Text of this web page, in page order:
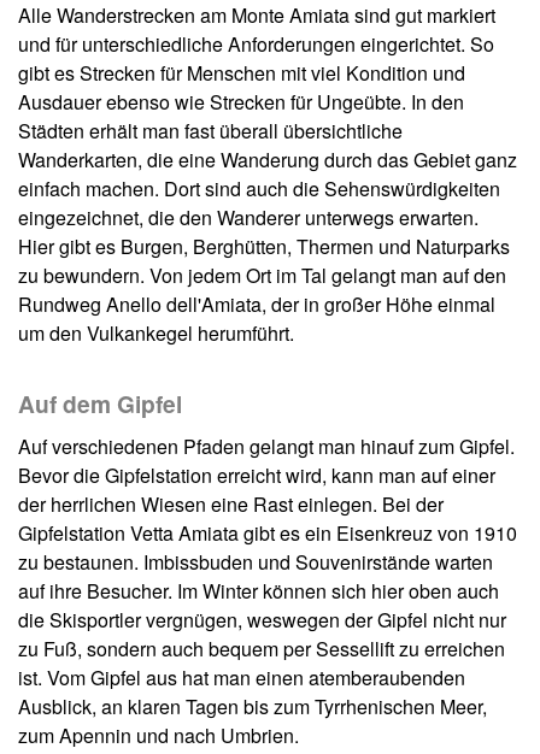
Alle Wanderstrecken am Monte Amiata sind gut markiert
und für unterschiedliche Anforderungen eingerichtet. So
gibt es Strecken für Menschen mit viel Kondition und
Ausdauer ebenso wie Strecken für Ungeübte. In den
Städten erhält man fast überall übersichtliche
Wanderkarten, die eine Wanderung durch das Gebiet ganz
einfach machen. Dort sind auch die Sehenswürdigkeiten
eingezeichnet, die den Wanderer unterwegs erwarten.
Hier gibt es Burgen, Berghütten, Thermen und Naturparks
zu bewundern. Von jedem Ort im Tal gelangt man auf den
Rundweg Anello dell'Amiata, der in großer Höhe einmal
um den Vulkankegel herumführt.
Auf dem Gipfel
Auf verschiedenen Pfaden gelangt man hinauf zum Gipfel.
Bevor die Gipfelstation erreicht wird, kann man auf einer
der herrlichen Wiesen eine Rast einlegen. Bei der
Gipfelstation Vetta Amiata gibt es ein Eisenkreuz von 1910
zu bestaunen. Imbissbuden und Souvenirstände warten
auf ihre Besucher. Im Winter können sich hier oben auch
die Skisportler vergnügen, weswegen der Gipfel nicht nur
zu Fuß, sondern auch bequem per Sessellift zu erreichen
ist. Vom Gipfel aus hat man einen atemberaubenden
Ausblick, an klaren Tagen bis zum Tyrrhenischen Meer,
zum Apennin und nach Umbrien.